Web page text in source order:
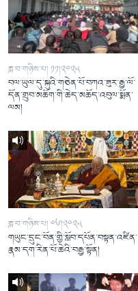
ཟླ་བ་གཉིས་པ། ༡༡།༢༠༢༥
བལ་ཡུལ་དུ་སྐུའི་གཅེན་པོ་བཀའ་ཟུར་རྒྱ་ལོ་
དོན་གྲུབ་མཆོག་གི་ཆེད་མཆོད་འབུལ་སྨོན་
ལམ།
ཟླ་བ་གཉིས་པ། ༠༦།༢༠༢༥
གཡུང་དྲུང་བོན་གྱི་སློབ་དཔོན་བསྟན་འཛིན་
རྣམ་དག་རིན་པོ་ཆེའི་བརྒྱ་སྟོན།